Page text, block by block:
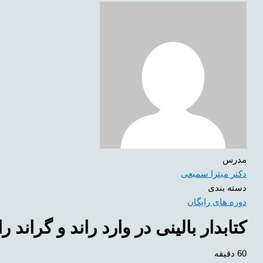
مدرس
دکتر میترا سمیعی
دسته بندی
دوره های رایگان
کتابدار بالینی در وارد راند و گراند
60 دقیقه